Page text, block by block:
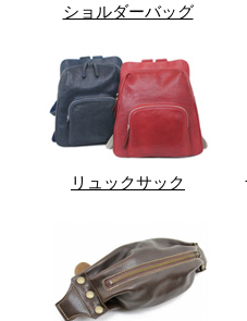
ショルダーバッグ
リュックサック